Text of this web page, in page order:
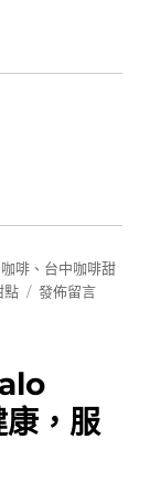
旁溫馨風格的甜
啡 、 台中咖啡甜
點
在
憶
甜
點
發佈留言
，服